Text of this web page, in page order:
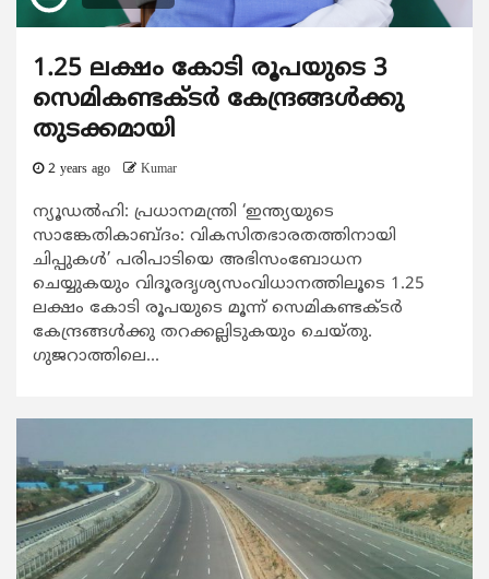
1.25 ലക്ഷം കോടി രൂപയുടെ 3
സെമികണ്ടക്ടര്‍ കേന്ദ്രങ്ങള്‍ക്കു
തുടക്കമായി
2 years ago Kumar
ന്യൂഡൽഹി: പ്രധാനമന്ത്രി ‘ഇന്ത്യയുടെ
സാങ്കേതികാബ്ദം: വികസിതഭാരതത്തിനായി
ചിപ്പുകള്‍’ പരിപാടിയെ അഭിസംബോധന
ചെയ്യുകയും വിദൂരദൃശ്യസംവിധാനത്തിലൂടെ 1.25
ലക്ഷം കോടി രൂപയുടെ മൂന്ന് സെമികണ്ടക്ടര്‍
കേന്ദ്രങ്ങൾക്കു തറക്കല്ലിടുകയും ചെയ്തു.
ഗുജറാത്തിലെ...